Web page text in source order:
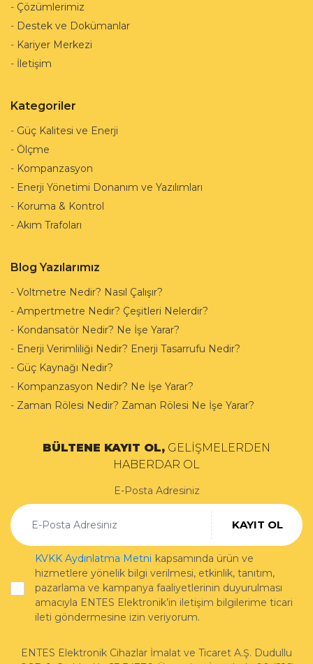
- Çözümlerimiz
- Destek ve Dokümanlar
- Kariyer Merkezi
- İletişim
Kategoriler
- Güç Kalitesi ve Enerji
- Ölçme
- Kompanzasyon
- Enerji Yönetimi Donanım ve Yazılımları
- Koruma & Kontrol
- Akım Trafoları
Blog Yazılarımız
- Voltmetre Nedir? Nasıl Çalışır?
- Ampertmetre Nedir? Çeşitleri Nelerdir?
- Kondansatör Nedir? Ne İşe Yarar?
- Enerji Verimliliği Nedir? Enerji Tasarrufu Nedir?
- Güç Kaynağı Nedir?
- Kompanzasyon Nedir? Ne İşe Yarar?
- Zaman Rölesi Nedir? Zaman Rölesi Ne İşe Yarar?
BÜLTENE KAYIT OL, GELİŞMELERDEN
HABERDAR OL
E-Posta Adresiniz
KAYIT OL
KVKK Aydınlatma Metni kapsamında ürün ve
hizmetlere yönelik bilgi verilmesi, etkinlik, tanıtım,
pazarlama ve kampanya faaliyetlerinin duyurulması
amacıyla ENTES Elektronik’in iletişim bilgilerime ticari
ileti göndermesine izin veriyorum.
ENTES Elektronik Cihazlar İmalat ve Ticaret A.Ş. Dudullu